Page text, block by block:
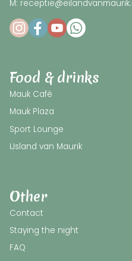
M:
Food & drinks
Mauk Café
Mauk Plaza
Sport Lounge
IJsland van Maurik
Other
Contact
Staying the night
FAQ